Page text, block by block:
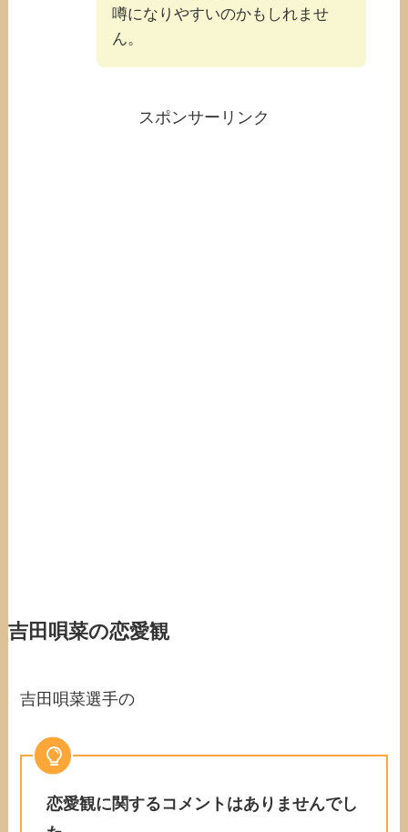
噂になりやすいのかもしれませ
ん。
スポンサーリンク
吉田唄菜の恋愛観
吉田唄菜選手の
恋愛観に関するコメントはありませんでし